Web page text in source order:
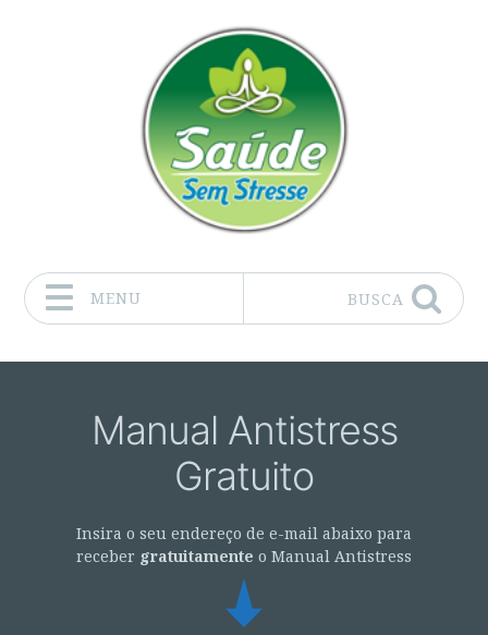
MENU BUSCA
Manual Antistress
Gratuito
Insira o seu endereço de e-mail abaixo para
receber gratuitamente o Manual Antistress